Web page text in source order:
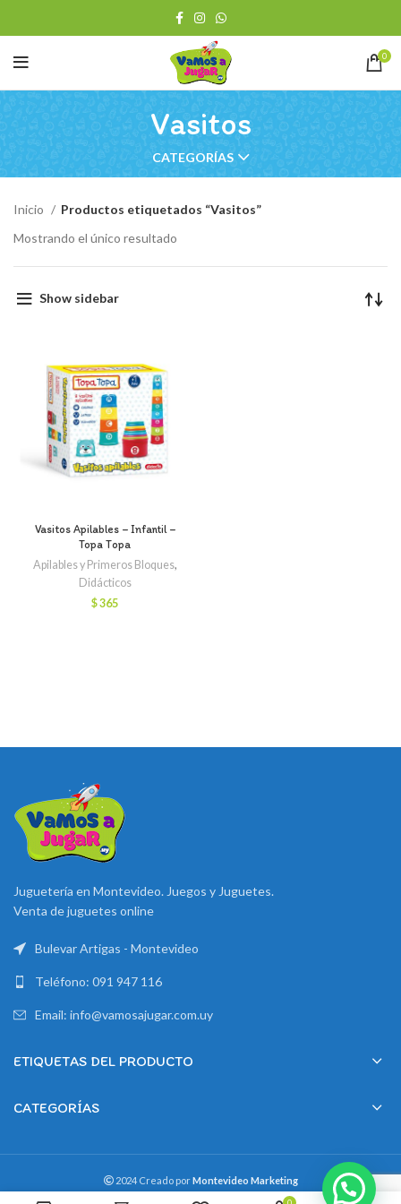
0
Vasitos
CATEGORÍAS
Inicio
Productos etiquetados “Vasitos”
Mostrando el único resultado
Show sidebar
Vasitos Apilables – Infantil –
Topa Topa
Apilables y Primeros Bloques,
Didácticos
$365
Juguetería en Montevideo. Juegos y Juguetes.
Venta de juguetes online
Bulevar Artigas - Montevideo
Teléfono: 091 947 116
Email: info@vamosajugar.com.uy
ETIQUETAS DEL PRODUCTO
CATEGORÍAS
2024 Creado porMontevideo Marketing